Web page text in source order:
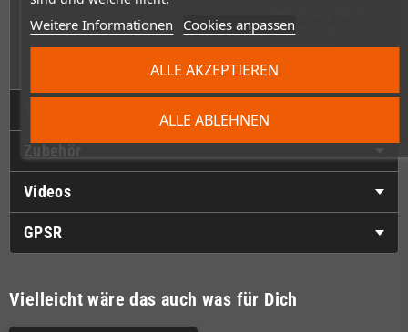
Weitere Informationen Cookies anpassen
ALLE ABLEHNEN
ALLE AKZEPTIEREN
Existenz der
Menschheit
herauszufinden.
Videos
GPSR
Vielleicht wäre das auch was für Dich